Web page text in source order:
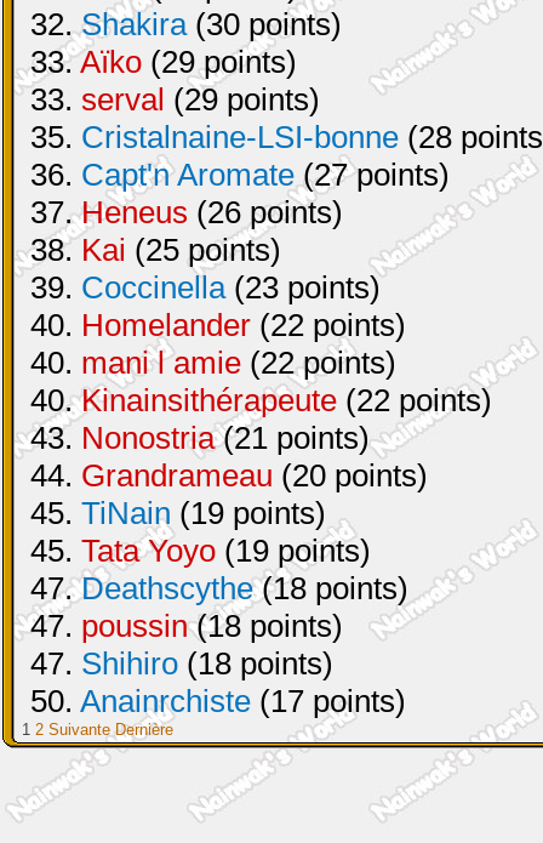
32.Shakira(30 points)
33.Aïko (29 points)
33. serval (29 points)
35. Cristalnaine-LSI-bonne (28
36. Capt'n Aromate(27 points)
37.Heneus (26 points)
38. Kai (25 points)
39. Coccinella(23 points)
40. Homelander (22 points)
40. mani l amie (22 points)
40.Kinainsithérapeute (22 points)
43. Nonostria(21 points)
44. Grandrameau (20 points)
45. TiNain (19 points)
45. Tata Yoyo (19 points)
47.Deathscythe(18 points)
47. poussin(18 points)
47. Shihiro (18 points)
50. Anainrchiste (17 points)
1 2 Suivante Dernière